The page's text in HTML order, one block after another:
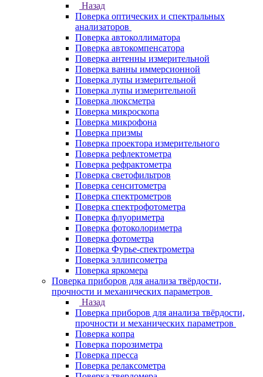
Назад
Поверка оптических и спектральных
анализаторов
Поверка автоколлиматора
Поверка автокомпенсатора
Поверка антенны измерительной
Поверка ванны иммерсионной
Поверка лупы измерительной
Поверка лупы измерительной
Поверка люксметра
Поверка микроскопа
Поверка микрофона
Поверка призмы
Поверка проектора измерительного
Поверка рефлектометра
Поверка рефрактометра
Поверка светофильтров
Поверка сенситометра
Поверка спектрометров
Поверка спектрофотометра
Поверка флуориметра
Поверка фотоколориметра
Поверка фотометра
Поверка Фурье-спектрометра
Поверка эллипсометра
Поверка яркомера
Поверка приборов для анализа твёрдости,
прочности и механических параметров
Назад
Поверка приборов для анализа твёрдости,
прочности и механических параметров
Поверка копра
Поверка порозиметра
Поверка пресса
Поверка релаксометра